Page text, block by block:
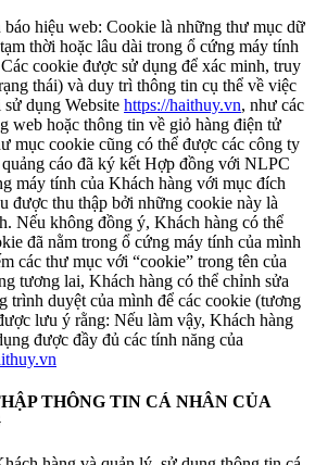
báo hiệu web: Cookie là những thư mục dữ
thời hoặc lâu dài trong ổ cứng máy tính
cookie được sử dụng để xác minh, truy
thái) và duy trì thông tin cụ thể về việc
dụng Website https://haithuy.vn, như các
web hoặc thông tin về giỏ hàng điện tử
mục cookie cũng có thể được các công ty
cáo đã ký kết Hợp đồng với NLPC
máy tính của Khách hàng với mục đích
được thu thập bởi những cookie này là
Nếu không đồng ý, Khách hàng có thể
đã nằm trong ổ cứng máy tính của mình
các thư mục với “cookie” trong tên của
tương lai, Khách hàng có thể chỉnh sửa
trình duyệt của mình để các cookie (tương
lưu ý rằng: Nếu làm vậy, Khách hàng
được đầy đủ các tính năng của
THÔNG TIN CÁ NHÂN CỦA